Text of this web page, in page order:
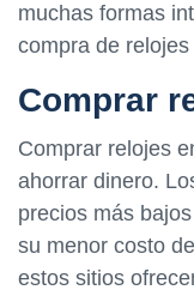
muchas formas
compra de relojes
Comprar
Comprar relojes
ahorrar dinero.
precios más
su menor costo
estos sitios